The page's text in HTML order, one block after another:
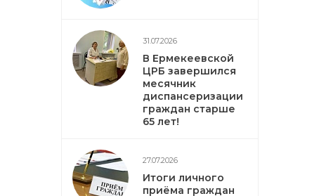
31.07.2026
В Ермекеевской
ЦРБ завершился
месячник
диспансеризации
граждан старше
65 лет!
27.07.2026
Итоги личного
приёма граждан